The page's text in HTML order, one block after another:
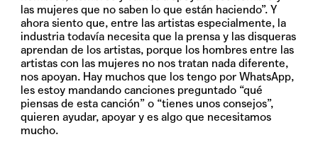
las mujeres que no saben lo que están haciendo”. Y
ahora siento que, entre las artistas especialmente, la
industria todavía necesita que la prensa y las disqueras
aprendan de los artistas, porque los hombres entre las
artistas con las mujeres no nos tratan nada diferente,
nos apoyan. Hay muchos que los tengo por WhatsApp,
les estoy mandando canciones preguntado “qué
piensas de esta canción” o “tienes unos consejos”,
quieren ayudar, apoyar y es algo que necesitamos
mucho.